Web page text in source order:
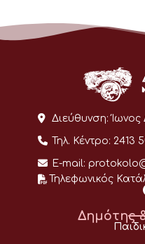
Διεύθυνση: Ίωνος
Τηλ. Κέντρο: 2413
E-mail:
Τηλεφωνικός
Δημότης